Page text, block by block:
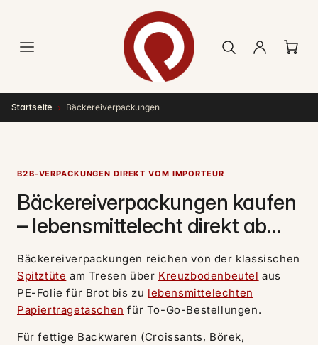
Startseite › Bäckereiverpackungen
B2B-VERPACKUNGEN DIREKT VOM IMPORTEUR
Bäckereiverpackungen kaufen
– lebensmittelecht direkt ab
Lager
Bäckereiverpackungen reichen von der klassischen
Spitztüte am Tresen über Kreuzbodenbeutel aus
PE-Folie für Brot bis zu lebensmittelechten
Papiertragetaschen für To-Go-Bestellungen.
Für fettige Backwaren (Croissants, Börek,